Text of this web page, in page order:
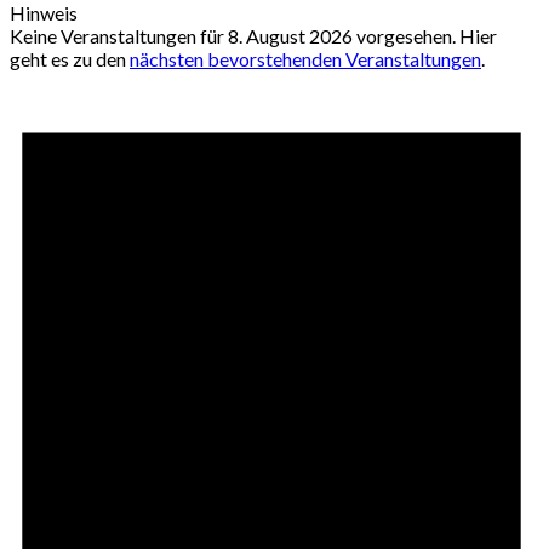
Hinweis
Keine Veranstaltungen für 8. August 2026 vorgesehen. Hier
geht es zu dennächsten bevorstehenden Veranstaltungen.